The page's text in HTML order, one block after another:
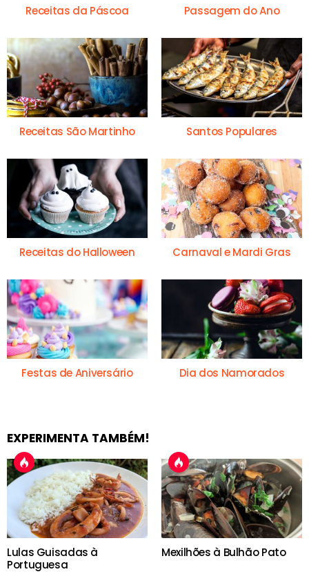
Receitas da Páscoa Passagem do Ano
Receitas São Martinho Santos Populares
Receitas do Halloween Carnaval e Mardi Gras
Festas de Aniversário Dia dos Namorados
EXPERIMENTA TAMBÉM!
Lulas Guisadas à
Portuguesa
Mexilhões à Bulhão Pato